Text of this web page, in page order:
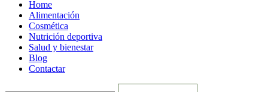
Home
Alimentación
Cosmética
Nutrición deportiva
Salud y bienestar
Blog
Contactar